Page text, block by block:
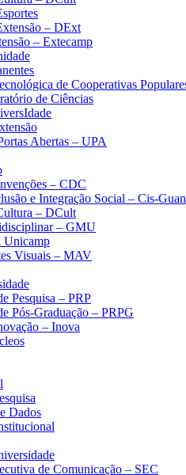
– DExt
– Extecamp
de Cooperativas
de Ciências
Abertas – UPA
– CDC
e Integração Social – Cis-
– DCult
– GMU
Unicamp
Visuais – MAV
Pesquisa – PRP
Pós-Graduação – PRPG
– Inova
Dados
de Comunicação – SEC